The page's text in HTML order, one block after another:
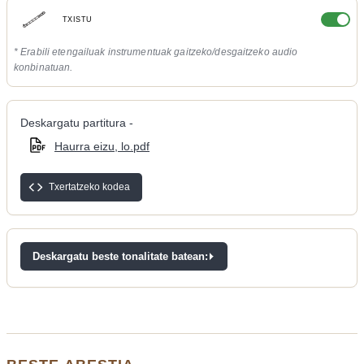
TXISTU
* Erabili etengailuak instrumentuak gaitzeko/desgaitzeko audio
konbinatuan.
Deskargatu partitura -
Haurra eizu, lo.pdf
Txertatzeko kodea
Deskargatu beste tonalitate batean: